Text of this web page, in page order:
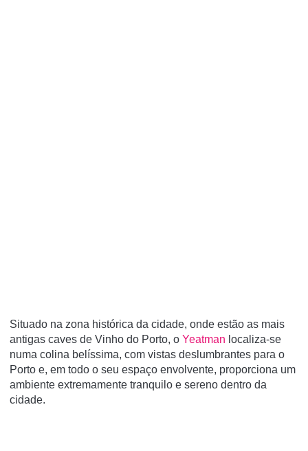
Situado na zona histórica da cidade, onde estão as mais
antigas caves de Vinho do Porto, o Yeatman localiza-se
numa colina belíssima, com vistas deslumbrantes para o
Porto e, em todo o seu espaço envolvente, proporciona um
ambiente extremamente tranquilo e sereno dentro da
cidade.